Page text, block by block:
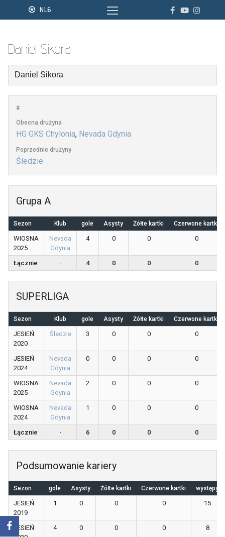
do
NL6
Daniel Sikora
#
Obecna drużyna
HG GKS Chylonia, Nevada Gdynia
Poprzednie drużyny
Śledzie
Grupa A
Sezon Klub gole Asysty Żółte kartki Czerwone kartki
WIOSNA
2025
Nevada
Gdynia
4 0 0 0
Łącznie - 4 0 0 0
SUPERLIGA
Sezon Klub gole Asysty Żółte kartki Czerwone kartki
JESIEŃ
2020
Śledzie 3 0 0 0
JESIEŃ
2024
Nevada
Gdynia
0 0 0 0
WIOSNA
2025
Nevada
Gdynia
2 0 0 0
WIOSNA
2024
Nevada
Gdynia
1 0 0 0
Łącznie - 6 0 0 0
Podsumowanie kariery
Sezon gole Asysty Żółte kartki Czerwone kartki występy
JESIEŃ
2019
1 0 0 0 15
JESIEŃ
4 0 0 0 8